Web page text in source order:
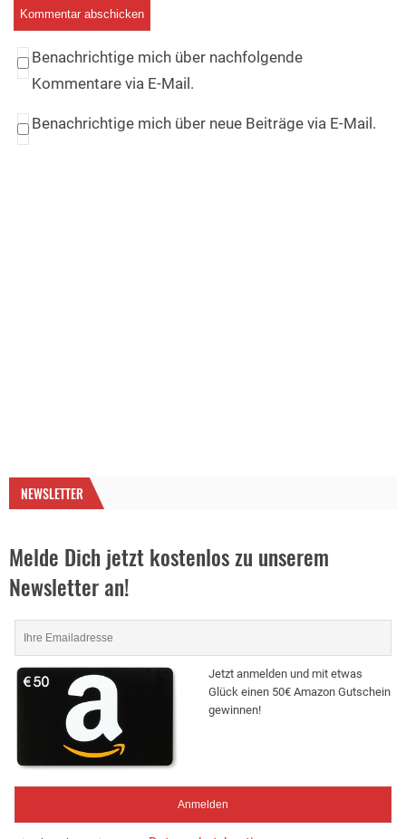
Benachrichtige mich über nachfolgende
Kommentare via E-Mail.
Benachrichtige mich über neue Beiträge via E-Mail.
NEWSLETTER
Melde Dich jetzt kostenlos zu unserem
Newsletter an!
Jetzt anmelden und mit etwas
Glück einen 50€ Amazon Gutschein
gewinnen!